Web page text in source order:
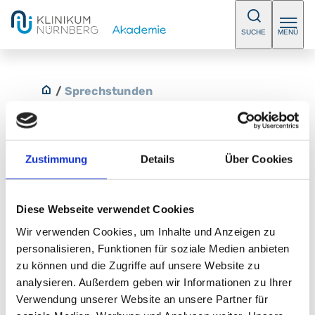
Zustimmung Details Über Cookies
Diese Webseite verwendet Cookies
Wir verwenden Cookies, um Inhalte und Anzeigen zu
personalisieren, Funktionen für soziale Medien anbieten
zu können und die Zugriffe auf unsere Website zu
analysieren. Außerdem geben wir Informationen zu Ihrer
Verwendung unserer Website an unsere Partner für
SUCHE MENÜ
/ Sprechstunden
Allgemeine Sprechstunde
Bitte vereinbaren Sie einen Termin.
E-Mail: HNO-ZPM@klinikum-nuernberg.de
Telefon: +49 (0) 911 398 7588
Klinik für Hals-Nasen-Ohrenheilkunde